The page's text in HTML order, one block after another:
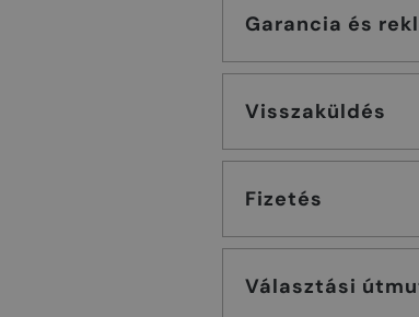
Garancia és
Visszaküldés
Fizetés
Választási